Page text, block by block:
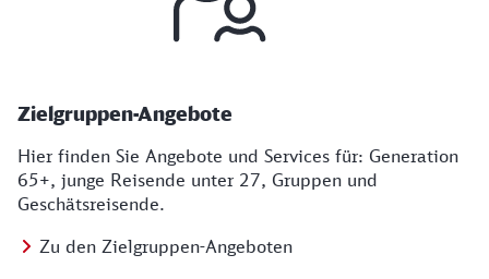
Zielgruppen-Angebote
Hier finden Sie Angebote und Services für: Generation
65+, junge Reisende unter 27, Gruppen und
Geschätsreisende.
Zu den Zielgruppen-Angeboten